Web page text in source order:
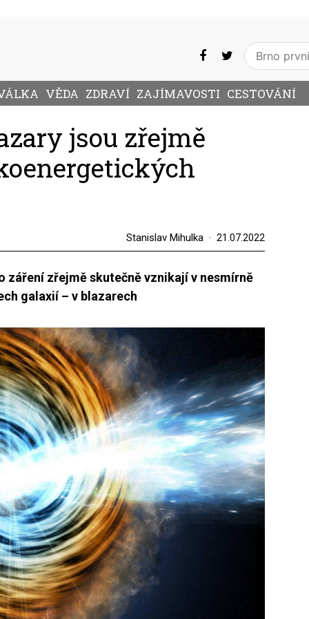
VĚDA ZDRAVÍ ZAJÍMAVOSTI CESTOVÁNÍ
jsou zřejmě
Stanislav Mihulka 21.07.2022
záření zřejmě skutečně vznikají v nesmírně
galaxií – v blazarech